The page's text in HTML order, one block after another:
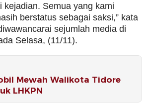
kejadian. Semua yang kami
berstatus sebagai saksi,” kata
sejumlah media di
Selasa, (11/11).
Mewah Walikota Tidore
LHKPN